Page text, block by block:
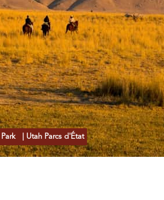
| Utah Parcs d'État